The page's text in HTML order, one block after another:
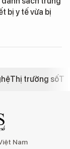
bị y tế vừa bị
Thị trường số
Nam